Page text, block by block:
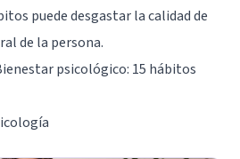
puede desgastar la calidad de
de la persona.
psicológico: 15 hábitos